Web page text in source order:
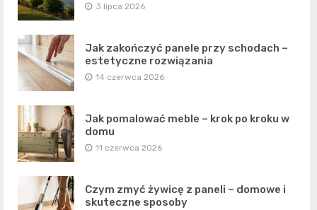
3 lipca 2026
Jak zakończyć panele przy schodach –
estetyczne rozwiązania
14 czerwca 2026
Jak pomalować meble – krok po kroku w
domu
11 czerwca 2026
Czym zmyć żywicę z paneli – domowe i
skuteczne sposoby